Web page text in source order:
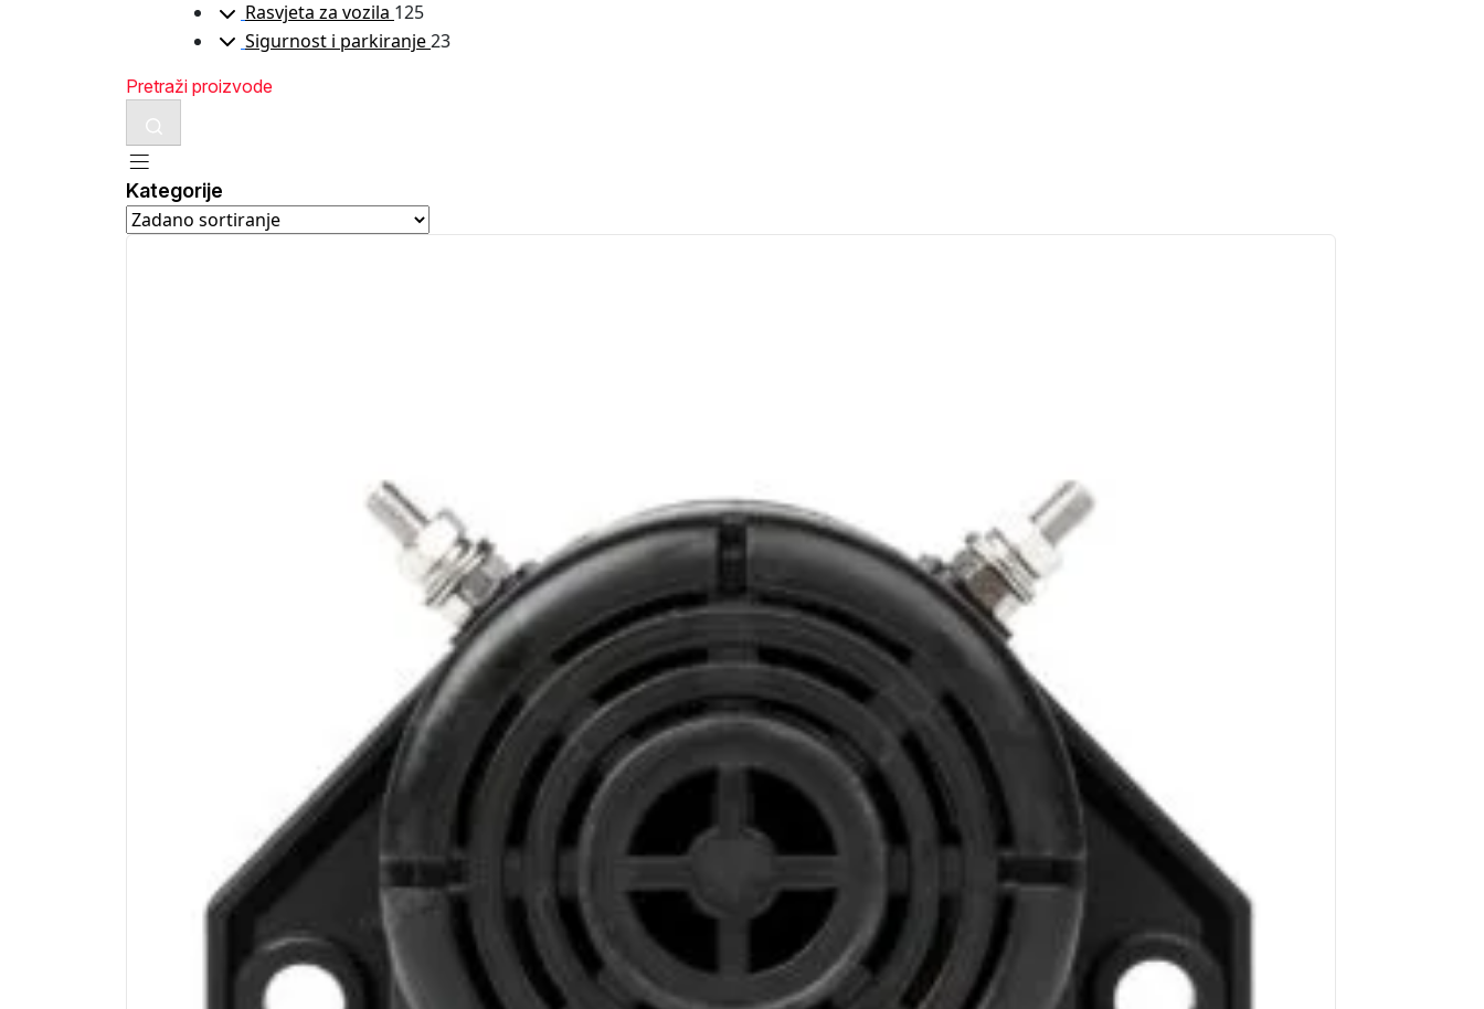
Rasvjeta za vozila 125
Sigurnost i parkiranje23
Kategorije